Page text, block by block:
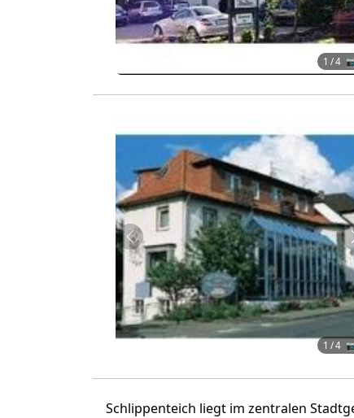
1 / 4
Zurück
1 / 4
Schlippenteich liegt im zentralen